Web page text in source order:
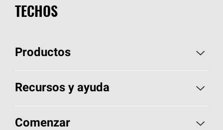
TECHOS
Productos
Elija sus tejas
Encuentre un contratista
Recursos y ayuda
Aspectos básicos sobre techos
Comenzar